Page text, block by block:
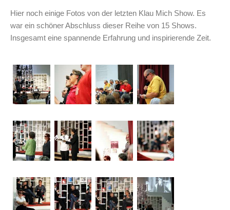
Hier noch einige Fotos von der letzten Klau Mich Show. Es
war ein schöner Abschluss dieser Reihe von 15 Shows.
Insgesamt eine spannende Erfahrung und inspirierende Zeit.